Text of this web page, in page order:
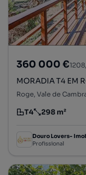
360 000 €
MORADIA T4 EM
Roge, Vale de
Tipologia
T4
Preço por metro
298 m²
Douro Lovers-
Profissional